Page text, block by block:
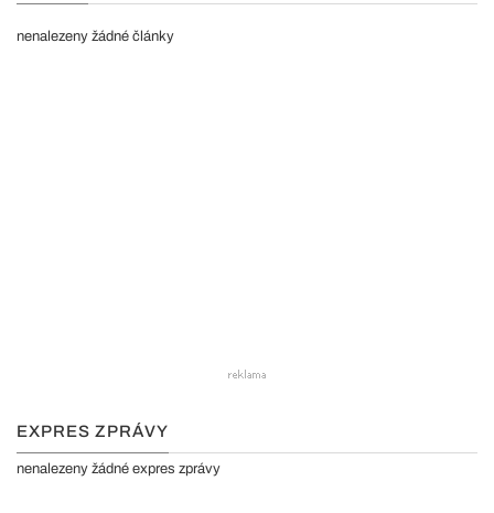
nenalezeny žádné články
EXPRES ZPRÁVY
nenalezeny žádné expres zprávy